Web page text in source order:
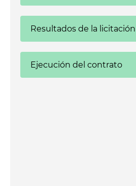
Resultados de la licitación
Ejecución del contrato